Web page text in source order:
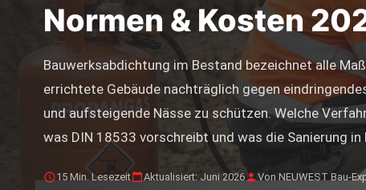
Normen & Kosten
Bauwerksabdichtung im Bestand bezeichnet alle
errichtete Gebäude nachträglich gegen
und aufsteigende Nässe zu schützen. Welche
was DIN 18533 vorschreibt und was die Sanierung
15 Min. Lesezeit Aktualisiert: Juni 2026 Von NEUWEST Bau-